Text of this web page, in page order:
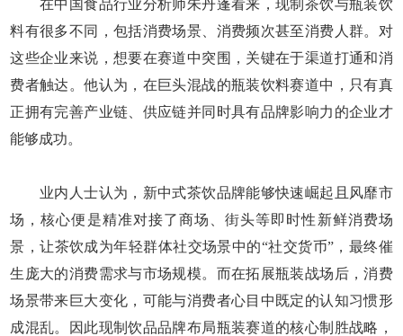
在中国食品行业分析师朱丹蓬看来，现制茶饮与瓶装饮
料有很多不同，包括消费场景、消费频次甚至消费人群。对
这些企业来说，想要在赛道中突围，关键在于渠道打通和消
费者触达。他认为，在巨头混战的瓶装饮料赛道中，只有真
正拥有完善产业链、供应链并同时具有品牌影响力的企业才
能够成功。
业内人士认为，新中式茶饮品牌能够快速崛起且风靡市
场，核心便是精准对接了商场、街头等即时性新鲜消费场
景，让茶饮成为年轻群体社交场景中的“社交货币”，最终催
生庞大的消费需求与市场规模。而在拓展瓶装战场后，消费
场景带来巨大变化，可能与消费者心目中既定的认知习惯形
成混乱。因此现制饮品品牌布局瓶装赛道的核心制胜战略，